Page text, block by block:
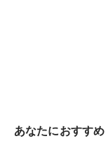
あなたにおすすめ